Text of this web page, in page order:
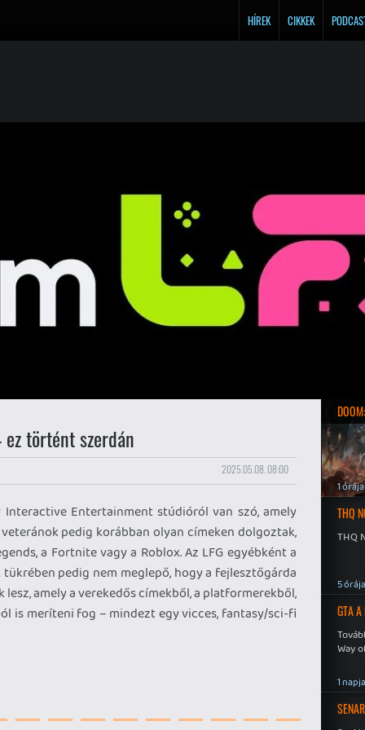
HÍREK CIKKEK
történt szerdán
2025.05.08. 08:00
Entertainment stúdióról van szó, amely
pedig korábban olyan címeken dolgoztak,
a Fortnite vagy a Roblox. Az LFG egyébként a
tükrében pedig nem meglepő, hogy a fejlesztőgárda
amely a verekedős címekből, a platformerekből,
is meríteni fog – mindezt egy vicces, fantasy/sci-fi
1 órája
THQ
THQ
5 órája
GTA A
Way
1 napja